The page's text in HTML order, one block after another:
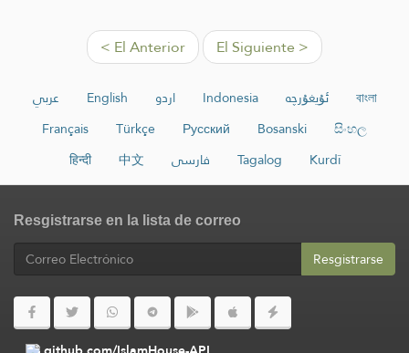
< El Anterior El Siguiente >
عربي English اردو Indonesia ئۇيغۇرچە
বাংলা
Français
Türkçe Русский Bosanski
සිංහල
हिन्दी
中文 فارسی Tagalog Kurdî
Resgistrarse en la lista de correo
Resgistrarse